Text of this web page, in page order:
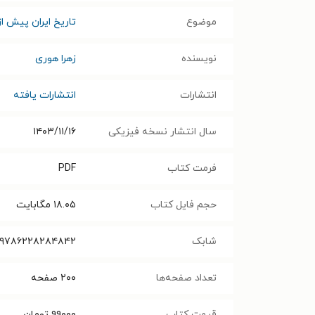
موضوع تاریخ ایران پیش
نویسنده زهرا هوری
انتشارات انتشارات یافته
سال انتشار نسخه فیزیکی ۱۴۰۳/۱۱/۱۶
فرمت کتاب PDF
حجم فایل کتاب ۱۸.۰۵ مگابایت
شابک ۹۷۸۶۲۲۸۲۸۴۸۴۲‬‬‬
تعداد صفحه‌ها ۲۰۰ صفحه